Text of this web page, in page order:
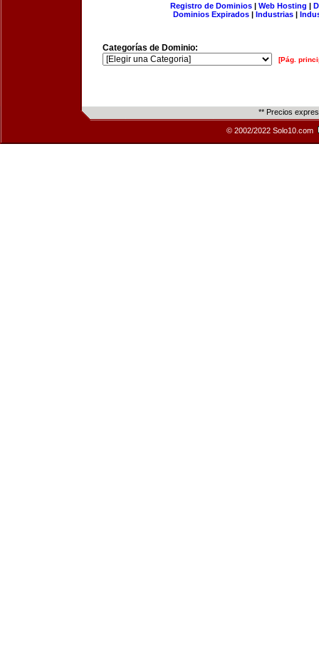
Registro de Dominios| Web Hosting |
Dominios Expirados | Industrias |
Categorías de Dominio:
[Pág.
** Precios
© 2002/2022 Solo10.com